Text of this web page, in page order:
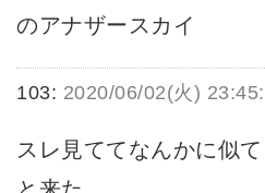
のアナザースカイ
103: 2020/06/02(火)
スレ見ててなんかに似